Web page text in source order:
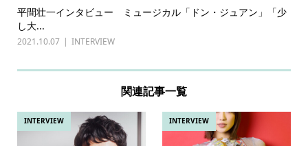
平間壮一インタビュー ミュージカル「ドン・ジュアン」「少
し大...
2021.10.07 INTERVIEW
関連記事一覧
INTERVIEW INTERVIEW